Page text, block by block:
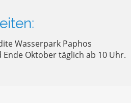
Wasserpark Paphos
Oktober täglich ab 10 Uhr.